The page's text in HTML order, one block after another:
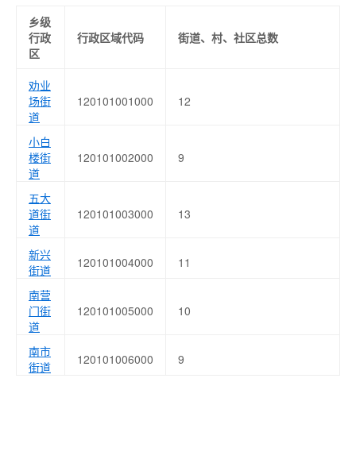
乡级
行政
区
行政区域代码 街道、村、社区总数
劝业
场街
道
120101001000 12
小白
楼街
道
120101002000 9
五大
道街
道
120101003000 13
新兴
街道
120101004000 11
南营
门街
道
120101005000 10
南市
街道
120101006000 9